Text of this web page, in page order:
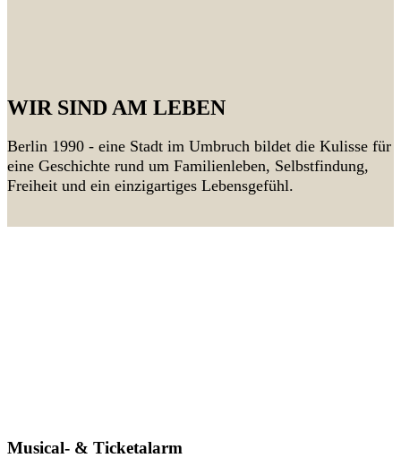
WIR SIND AM LEBEN
Berlin 1990 - eine Stadt im Umbruch bildet die Kulisse für
eine Geschichte rund um Familienleben, Selbstfindung,
Freiheit und ein einzigartiges Lebensgefühl.
Musical- & Ticketalarm